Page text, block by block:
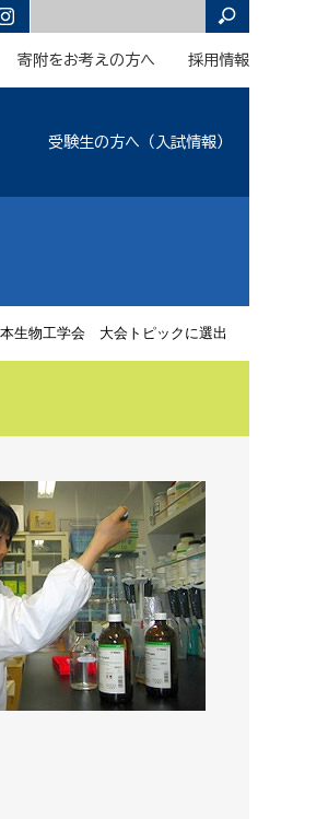
寄附をお考えの方へ 採用情報
受験生の方へ（入試情報）
生物工学会 大会トピックに選出